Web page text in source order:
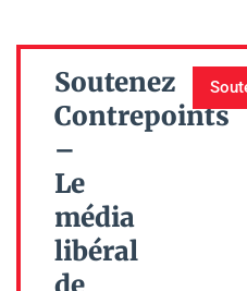
Soutenez
Contrepoints
–
Le
média
libéral